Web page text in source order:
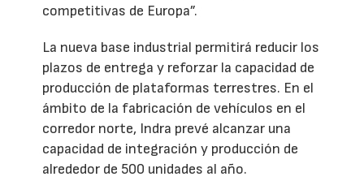
competitivas de Europa”.
La nueva base industrial permitirá reducir los
plazos de entrega y reforzar la capacidad de
producción de plataformas terrestres. En el
ámbito de la fabricación de vehículos en el
corredor norte, Indra prevé alcanzar una
capacidad de integración y producción de
alrededor de 500 unidades al año.